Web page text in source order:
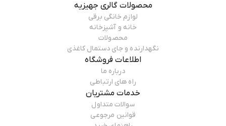
محصولاتگالری جهیزیه
لوازم خانگی برقی
خانه و آشپزخانه
محصولات
نگهدارنده و جای دستمال کاغذی
اطلاعات فروشگاه
درباره ما
راه های ارتباطی
خدمات مشتریان
سوالات متداول
قوانین مرجوعی